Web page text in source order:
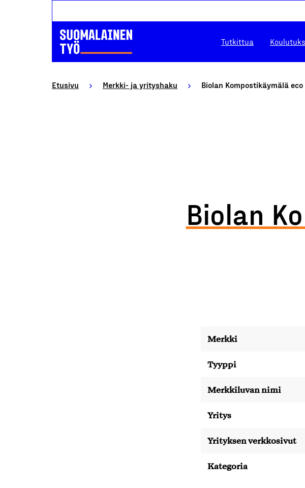
Tutkittua
Etusivu Merkki- ja yrityshaku Biolan Kompostikäymälä eco
Biolan
Merkki
Tyyppi
Merkkiluvan nimi
Yritys
Yrityksen verkkosivut
Kategoria